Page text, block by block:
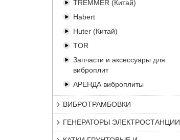
TREMMER (Китай)
Habert
Huter (Китай)
TOR
Запчасти и аксессуары для
виброплит
АРЕНДА виброплиты
ВИБРОТРАМБОВКИ
ГЕНЕРАТОРЫ ЭЛЕКТРОСТАНЦИИ